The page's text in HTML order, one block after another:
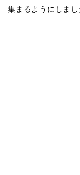
集まるようにしまし